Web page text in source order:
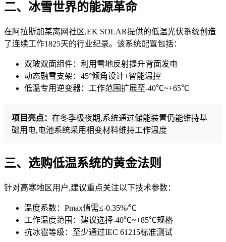
二、冰雪世界的能源革命
在阿拉斯加某离网社区,EK SOLAR提供的低温光伏系统创造
了连续工作1825天的行业纪录。该系统配置包括：
双玻双面组件：利用雪地反射提升背面发电
动态融雪支架：45°倾角设计+智能温控
低温专用逆变器：工作范围扩展至-40℃~+65℃
项目亮点： 在冬季极夜期,系统通过储能装置仍能维持基
础用电,电池系统采用相变材料维持工作温度
三、选购低温系统的黄金法则
针对高寒地区用户,建议重点关注以下技术参数：
温度系数：Pmax值需≤-0.35%/℃
工作温度范围：建议选择-40℃~+85℃规格
抗冰雹等级：至少通过IEC 61215标准测试